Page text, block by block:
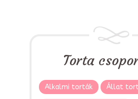
Torta
Alkalmi torták Állat